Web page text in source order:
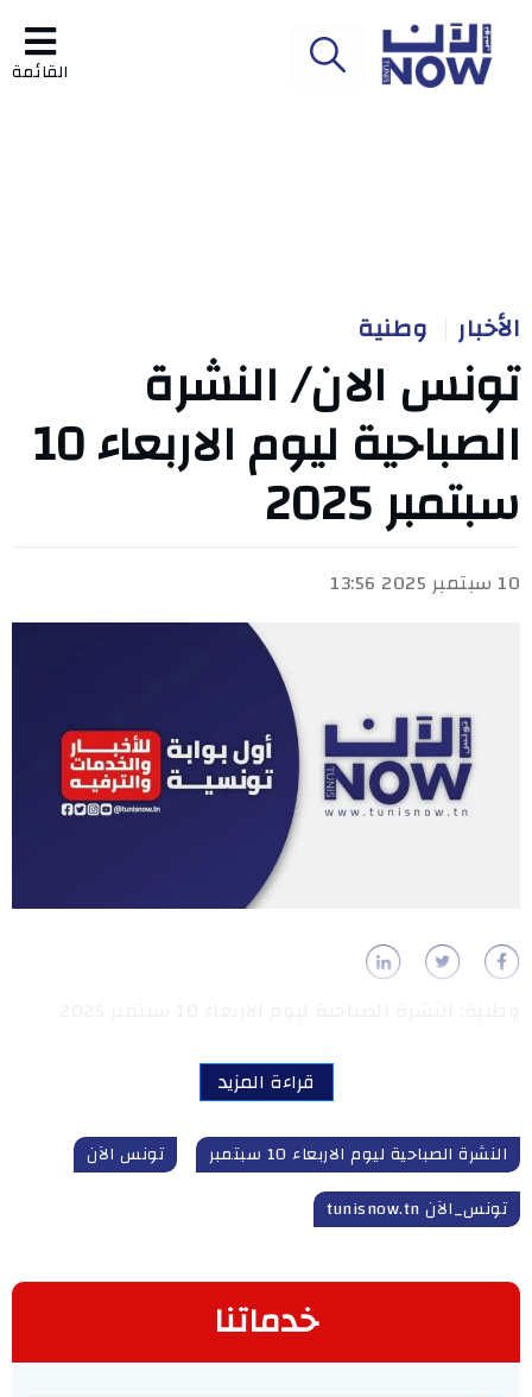
القائمة
الأخبار وطنية
تونس الان/ النشرة
الصباحية ليوم الاربعاء 10
سبتمبر 2025
10 سبتمبر 2025 13:56
قراءة المزيد
النشرة الصباحية ليوم الاربعاء 10 سبتمبر
تونس الآن
تونس_الآن tunisnow.tn
خدماتنا